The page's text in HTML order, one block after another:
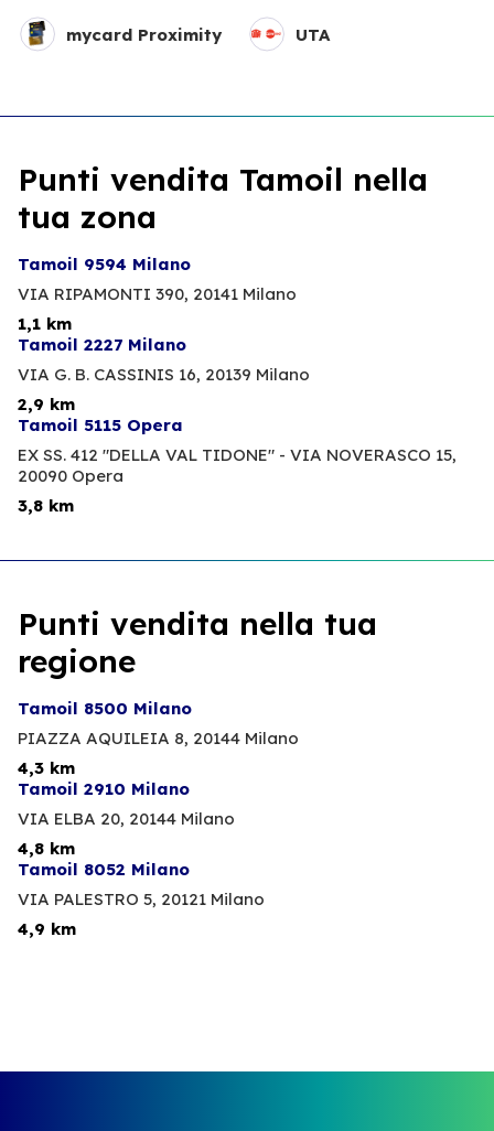
mycard Proximity UTA
Punti vendita Tamoil nella
tua zona
Tamoil 9594 Milano
VIA RIPAMONTI 390, 20141 Milano
1,1 km
Tamoil 2227 Milano
VIA G. B. CASSINIS 16, 20139 Milano
2,9 km
Tamoil 5115 Opera
EX SS. 412 "DELLA VAL TIDONE" - VIA NOVERASCO 15,
20090 Opera
3,8 km
Punti vendita nella tua
regione
Tamoil 8500 Milano
PIAZZA AQUILEIA 8, 20144 Milano
4,3 km
Tamoil 2910 Milano
VIA ELBA 20, 20144 Milano
4,8 km
Tamoil 8052 Milano
VIA PALESTRO 5, 20121 Milano
4,9 km